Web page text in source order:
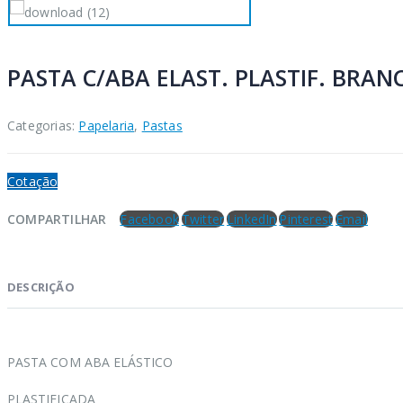
PASTA C/ABA ELAST. PLASTIF.
Categorias: Papelaria, Pastas
Cotação
COMPARTILHAR FacebookTwitterLinkedInPinterestEmail
DESCRIÇÃO
PASTA COM ABA ELÁSTICO
PLASTIFICADA